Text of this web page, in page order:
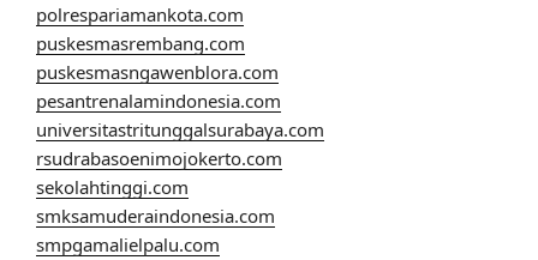
polrespariamankota.com
puskesmasrembang.com
puskesmasngawenblora.com
pesantrenalamindonesia.com
universitastritunggalsurabaya.com
rsudrabasoenimojokerto.com
sekolahtinggi.com
smksamuderaindonesia.com
smpgamalielpalu.com